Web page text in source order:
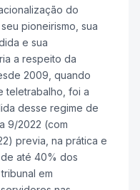
do
pioneirismo, sua
e sua
a respeito da
2009, quando
teletrabalho, foi a
desse regime de
9/2022 (com
previa, na prática e
até 40% dos
em